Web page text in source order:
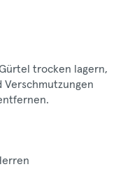
trocken lagern,